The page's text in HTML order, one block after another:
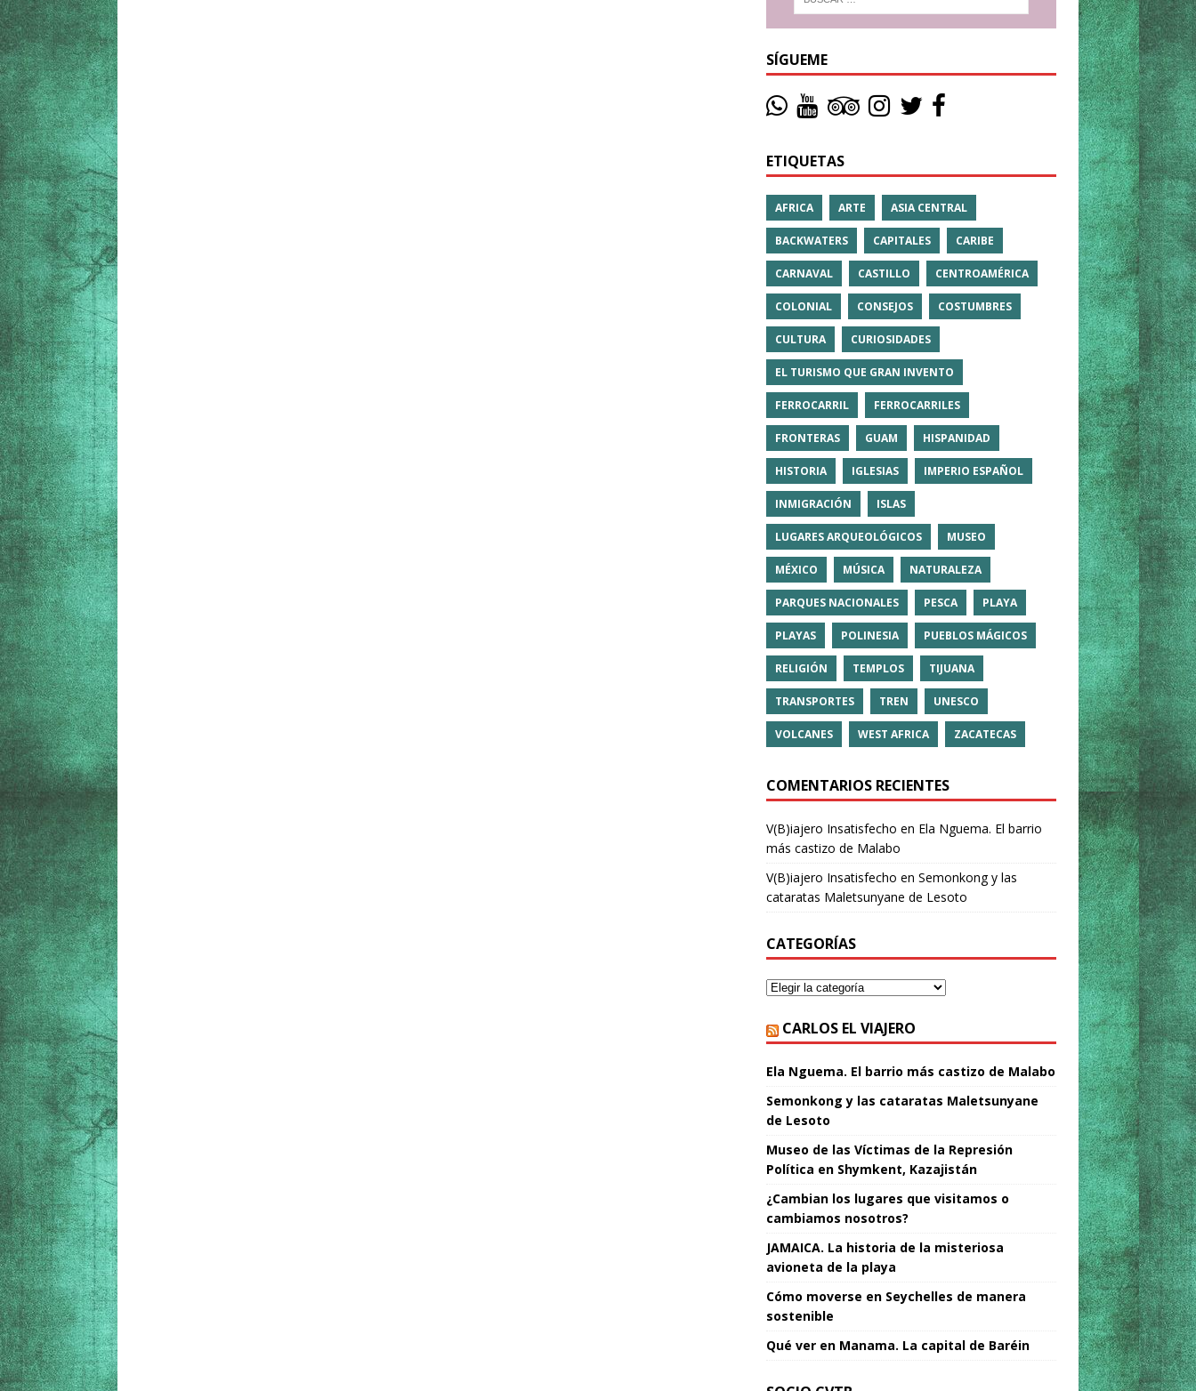
SÍGUEME
ETIQUETAS
AFRICA ARTE ASIA CENTRAL
BACKWATERS CAPITALES CARIBE
CARNAVAL CASTILLO CENTROAMÉRICA
COLONIAL CONSEJOS COSTUMBRES
CULTURA CURIOSIDADES
EL TURISMO QUE GRAN INVENTO
FERROCARRIL FERROCARRILES
FRONTERAS GUAM HISPANIDAD
HISTORIA IGLESIAS IMPERIO ESPAÑOL
INMIGRACIÓN ISLAS
LUGARES ARQUEOLÓGICOS MUSEO
MÉXICO MÚSICA NATURALEZA
PARQUES NACIONALES PESCA PLAYA
PLAYAS POLINESIA PUEBLOS MÁGICOS
RELIGIÓN TEMPLOS TIJUANA
TRANSPORTES TREN UNESCO
VOLCANES WEST AFRICA ZACATECAS
COMENTARIOS RECIENTES
V(B)iajero Insatisfecho en Ela Nguema. El barrio
más castizo de Malabo
V(B)iajero Insatisfecho en Semonkong y las
cataratas Maletsunyane de Lesoto
CATEGORÍAS
CARLOS EL VIAJERO
Ela Nguema. El barrio más castizo de Malabo
Semonkong y las cataratas Maletsunyane
de Lesoto
Museo de las Víctimas de la Represión
Política en Shymkent, Kazajistán
¿Cambian los lugares que visitamos o
cambiamos nosotros?
JAMAICA. La historia de la misteriosa
avioneta de la playa
Cómo moverse en Seychelles de manera
sostenible
Qué ver en Manama. La capital de Baréin